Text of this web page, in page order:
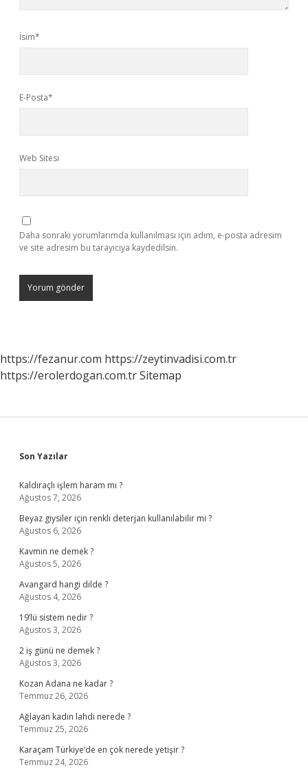
İsim*
E-Posta*
Web Sitesi
Daha sonraki yorumlarımda kullanılması için adım, e-posta adresim
ve site adresim bu tarayıcıya kaydedilsin.
https://fezanur.com https://zeytinvadisi.com.tr
https://erolerdogan.com.trSitemap
Sidebar
Son Yazılar
Kaldıraçlı işlem haram mı ?
Ağustos 7, 2026
Beyaz giysiler için renkli deterjan kullanılabilir mi ?
Ağustos 6, 2026
Kavmin ne demek ?
Ağustos 5, 2026
Avangard hangi dilde ?
Ağustos 4, 2026
19’lü sistem nedir ?
Ağustos 3, 2026
2 iş günü ne demek ?
Ağustos 3, 2026
Kozan Adana ne kadar ?
Temmuz 26, 2026
Ağlayan kadın lahdi nerede ?
Temmuz 25, 2026
Karaçam Türkiye’de en çok nerede yetişir ?
Temmuz 24, 2026